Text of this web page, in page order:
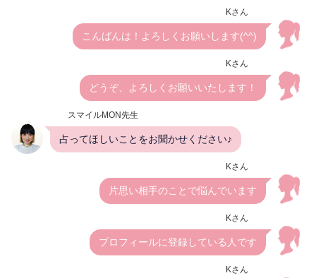
Kさん
こんばんは！よろしくお願いします(^^)
Kさん
どうぞ、よろしくお願いいたします！
スマイルMON先生
占ってほしいことをお聞かせください♪
Kさん
片思い相手のことで悩んでいます
Kさん
プロフィールに登録している人です
Kさん